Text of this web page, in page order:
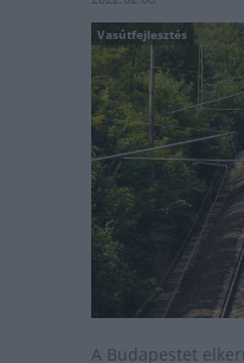
Vasútfejlesztés
A Budapestet